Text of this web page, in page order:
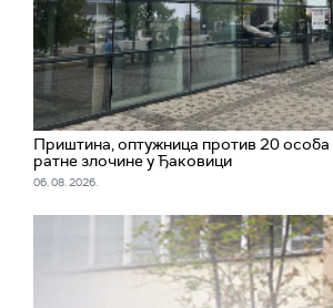
Приштина, оптужница против 20 особа
ратне злочине у Ђаковици
06. 08. 2026.